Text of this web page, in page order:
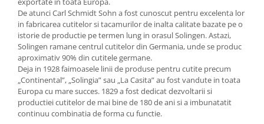
Ramekin
Tavi si forme prajituri
Aparate prajituri
Facalete
Forme briose
Lumanari tort
Ornare, insiropare si decorare
prajituri
De atunci Carl Schmidt Sohn a fost cunoscut pentru excelenta lor
in fabricarea cutitelor si tacamurilor de inalta calitate bazate pe o
istorie de productie pe termen lung in orasul Solingen. Astazi,
Solingen ramane centrul cutitelor din Germania, unde se produc
aproximativ 90% din cutitele germane.
Deja in 1928 faimoasele linii de produse pentru cutite precum
„Continental”, „Solingia” sau „La Casita” au fost vandute in toata
Europa cu mare succes. 1829 a fost dedicat dezvoltarii si
productiei cutitelor de mai bine de 180 de ani si a imbunatatit
continuu combinatia de forma cu functie.